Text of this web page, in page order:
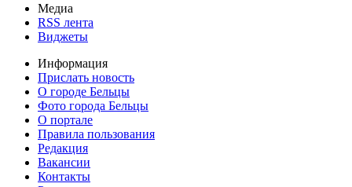
Медиа
RSS лента
Виджеты
Информация
Прислать новость
О городе Бельцы
Фото города Бельцы
О портале
Правила пользования
Редакция
Вакансии
Контакты